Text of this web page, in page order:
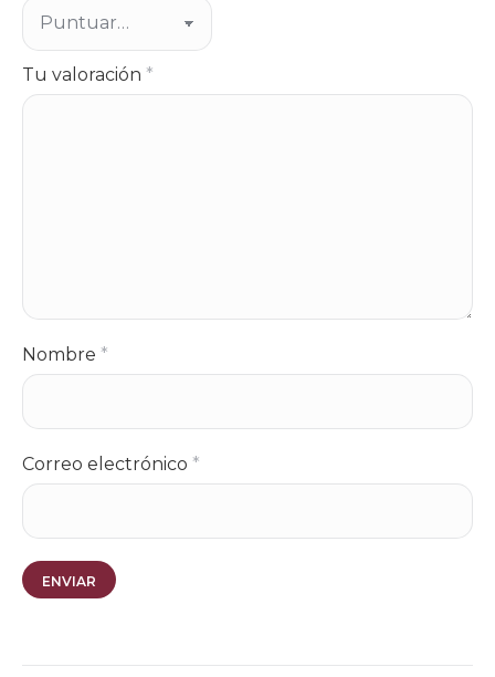
Tu valoración *
Nombre *
Correo electrónico *